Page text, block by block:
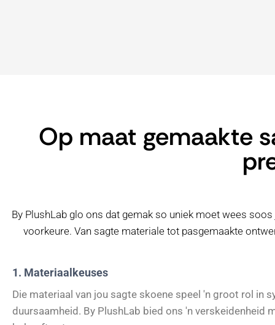
Op maat gemaakte
By PlushLab glo ons dat gemak so uniek moet wees
voorkeure. Van sagte materiale tot pasgemaakte
1. Materiaalkeuses
Die materiaal van jou sagte skoene speel 'n groot rol in
duursaamheid. By PlushLab bied ons 'n verskeidenheid